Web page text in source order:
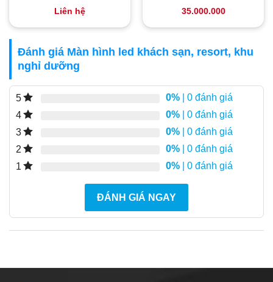
Liên hệ
35.000.000
Đánh giá Màn hình led khách sạn, resort, khu
nghỉ dưỡng
5 0% | 0 đánh giá
4
0% | 0 đánh giá
3
0% | 0 đánh giá
2
0% | 0 đánh giá
1
0% | 0 đánh giá
ĐÁNH GIÁ NGAY